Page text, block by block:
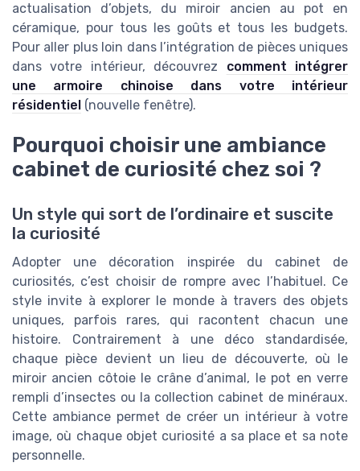
actualisation d’objets, du miroir ancien au pot en
céramique, pour tous les goûts et tous les budgets.
Pour aller plus loin dans l’intégration de pièces uniques
dans votre intérieur, découvrez comment intégrer
une armoire chinoise dans votre intérieur
résidentiel (nouvelle fenêtre).
Pourquoi choisir une ambiance
cabinet de curiosité chez soi ?
Un style qui sort de l’ordinaire et suscite
la curiosité
Adopter une décoration inspirée du cabinet de
curiosités, c’est choisir de rompre avec l’habituel. Ce
style invite à explorer le monde à travers des objets
uniques, parfois rares, qui racontent chacun une
histoire. Contrairement à une déco standardisée,
chaque pièce devient un lieu de découverte, où le
miroir ancien côtoie le crâne d’animal, le pot en verre
rempli d’insectes ou la collection cabinet de minéraux.
Cette ambiance permet de créer un intérieur à votre
image, où chaque objet curiosité a sa place et sa note
personnelle.